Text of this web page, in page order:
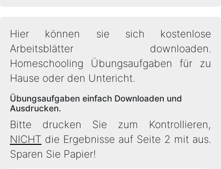
Hier können sie sich kostenlose
Arbeitsblätter downloaden.
Homeschooling Übungsaufgaben für zu
Hause oder den Untericht.
Übungsaufgaben einfach Downloaden und
Ausdrucken.
Bitte drucken Sie zum Kontrollieren,
NICHT die Ergebnisse auf Seite 2 mit aus.
Sparen Sie Papier!